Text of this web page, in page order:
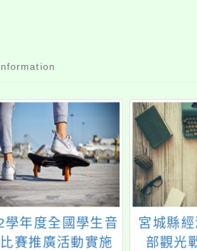
學年度全國學生音
賽推廣活動實施
宮城縣
部觀光